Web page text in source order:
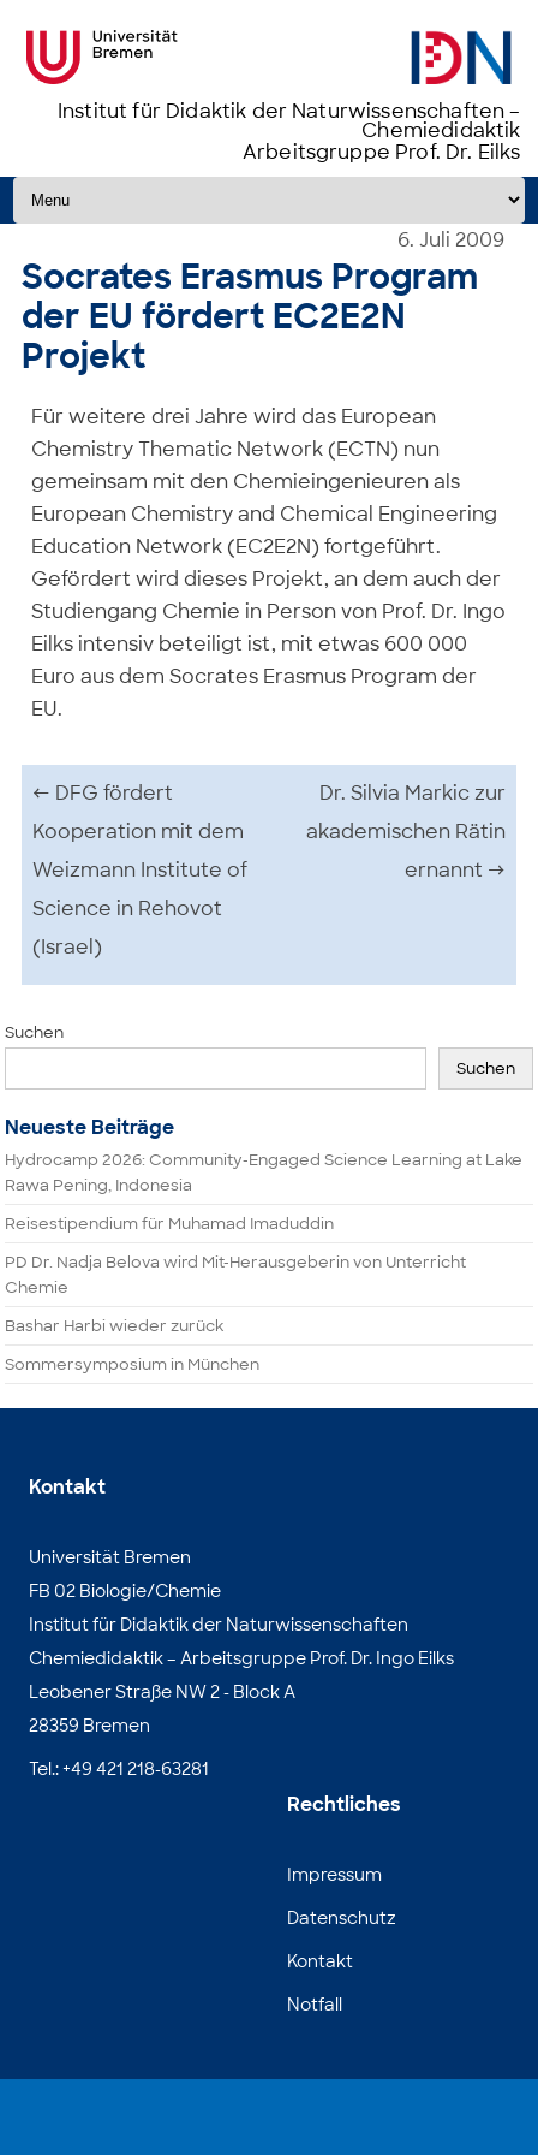
Institut für Didaktik der Naturwissenschaften –
Chemiedidaktik
Arbeitsgruppe Prof. Dr. Eilks
Zum Inhalt springen
6. Juli 2009
Socrates Erasmus Program
der EU fördert EC2E2N
Projekt
Für weitere drei Jahre wird das European
Chemistry Thematic Network (ECTN) nun
gemeinsam mit den Chemieingenieuren als
European Chemistry and Chemical Engineering
Education Network (EC2E2N) fortgeführt.
Gefördert wird dieses Projekt, an dem auch der
Studiengang Chemie in Person von Prof. Dr. Ingo
Eilks intensiv beteiligt ist, mit etwas 600 000
Euro aus dem Socrates Erasmus Program der
EU.
Beitrags-Navigation
← DFG fördert
Kooperation mit dem
Weizmann Institute of
Science in Rehovot
(Israel)
Dr. Silvia Markic zur
akademischen Rätin
ernannt →
Suchen
Suchen
Neueste Beiträge
Hydrocamp 2026: Community-Engaged Science Learning at Lake
Rawa Pening, Indonesia
Reisestipendium für Muhamad Imaduddin
PD Dr. Nadja Belova wird Mit-Herausgeberin von Unterricht
Chemie
Bashar Harbi wieder zurück
Sommersymposium in München
Kontakt
Universität Bremen
FB 02 Biologie/Chemie
Institut für Didaktik der Naturwissenschaften
Chemiedidaktik – Arbeitsgruppe Prof. Dr. Ingo Eilks
Leobener Straße NW 2 - Block A
28359 Bremen
Tel.: +49 421 218-63281
Rechtliches
Impressum
Datenschutz
Kontakt
Notfall